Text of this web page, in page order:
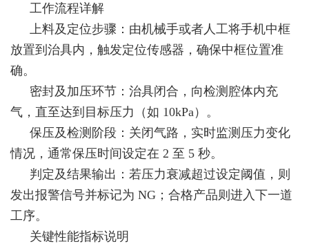
工作流程详解
上料及定位步骤：由机械手或者人工将手机中框
放置到治具内，触发定位传感器，确保中框位置准
确。
密封及加压环节：治具闭合，向检测腔体内充
气，直至达到目标压力（如 10kPa）。
保压及检测阶段：关闭气路，实时监测压力变化
情况，通常保压时间设定在 2 至 5 秒。
判定及结果输出：若压力衰减超过设定阈值，则
发出报警信号并标记为 NG；合格产品则进入下一道
工序。
关键性能指标说明